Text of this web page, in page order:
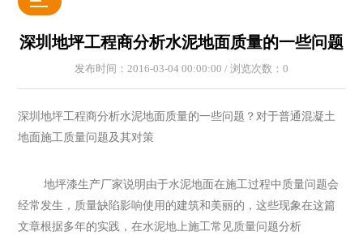
深圳地坪工程商分析水泥地面质量的一些问题
发布时间：2016-03-04 00:00:00 / 浏览次数： 0
深圳地坪工程商分析水泥地面质量的一些问题？对于普通混凝土
地面施工质量问题及其对策
地坪漆生产厂家说明由于水泥地面在施工过程中质量问题会
经常发生，质量缺陷影响使用的建筑和美丽的，这些现象在这篇
文章根据多年的实践，在水泥地上施工常见质量问题分析